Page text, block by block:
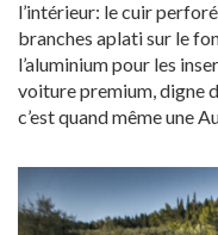
l’intérieur: le cuir
branches aplati sur le
l’aluminium pour les
voiture premium, digne
c’est quand même une